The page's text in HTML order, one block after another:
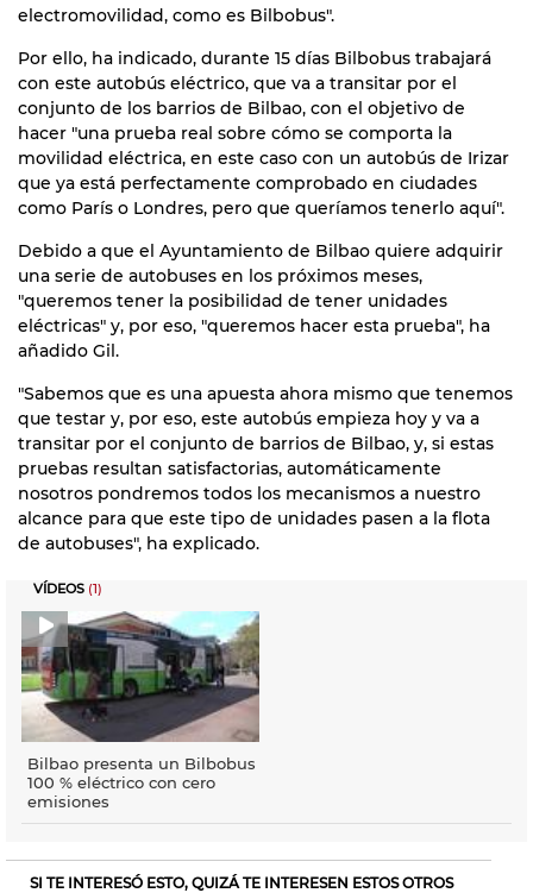
electromovilidad, como es Bilbobus".
Por ello, ha indicado, durante 15 días Bilbobus trabajará
con este autobús eléctrico, que va a transitar por el
conjunto de los barrios de Bilbao, con el objetivo de
hacer "una prueba real sobre cómo se comporta la
movilidad eléctrica, en este caso con un autobús de Irizar
que ya está perfectamente comprobado en ciudades
como París o Londres, pero que queríamos tenerlo aquí".
Debido a que el Ayuntamiento de Bilbao quiere adquirir
una serie de autobuses en los próximos meses,
"queremos tener la posibilidad de tener unidades
eléctricas" y, por eso, "queremos hacer esta prueba", ha
añadido Gil.
"Sabemos que es una apuesta ahora mismo que tenemos
que testar y, por eso, este autobús empieza hoy y va a
transitar por el conjunto de barrios de Bilbao, y, si estas
pruebas resultan satisfactorias, automáticamente
nosotros pondremos todos los mecanismos a nuestro
alcance para que este tipo de unidades pasen a la flota
de autobuses", ha explicado.
VÍDEOS (1)
Bilbao presenta un Bilbobus
100 % eléctrico con cero
emisiones
SI TE INTERESÓ ESTO, QUIZÁ TE INTERESEN ESTOS OTROS